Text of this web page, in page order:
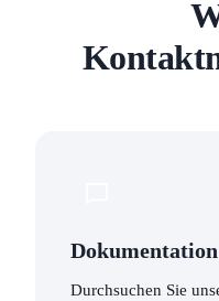
Dokumentation
Durchsuchen Sie